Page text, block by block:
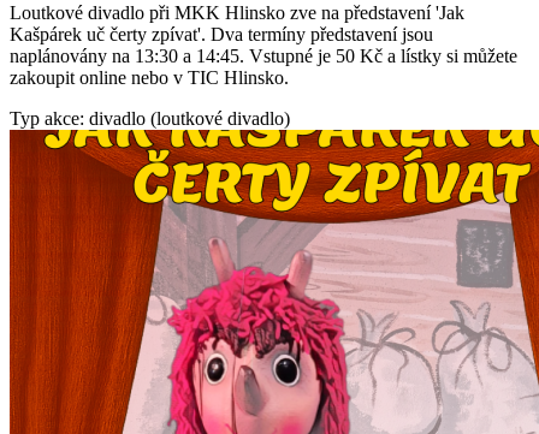
Loutkové divadlo při MKK Hlinsko zve na představení 'Jak
Kašpárek uč čerty zpívat'. Dva termíny představení jsou
naplánovány na 13:30 a 14:45. Vstupné je 50 Kč a lístky si můžete
zakoupit online nebo v TIC Hlinsko.
Typ akce: divadlo (loutkové divadlo)